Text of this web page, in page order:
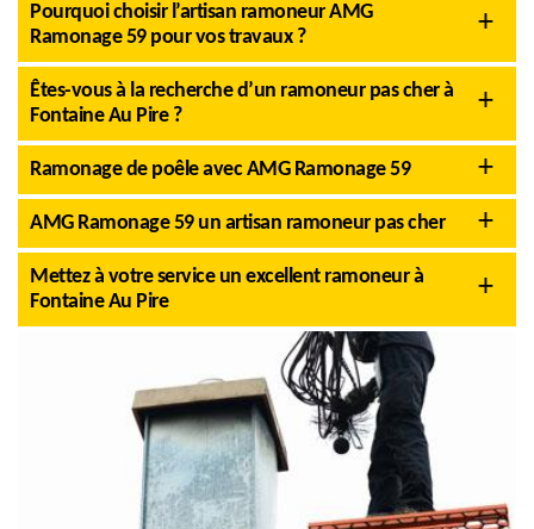
Pourquoi choisir l’artisan ramoneur AMG
Ramonage 59 pour vos travaux ?
Êtes-vous à la recherche d’un ramoneur pas cher à
Fontaine Au Pire ?
Ramonage de poêle avec AMG Ramonage 59
AMG Ramonage 59 un artisan ramoneur pas cher
Mettez à votre service un excellent ramoneur à
Fontaine Au Pire